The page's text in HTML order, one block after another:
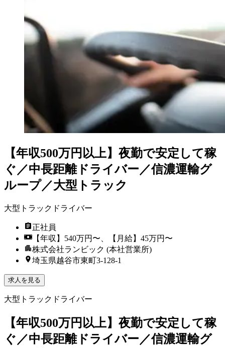
【年収500万円以上】夜勤で安定して稼
ぐ／中長距離ドライバー／信濃運輸グ
ループ／大型トラック
大型トラックドライバー
正社員
【年収】540万円〜、【月給】45万円〜
株式会社ランビック (本社営業所)
埼玉県越谷市東町3-128-1
求人を見る
大型トラックドライバー
【年収500万円以上】夜勤で安定して稼
ぐ／中長距離ドライバー／信濃運輸グ